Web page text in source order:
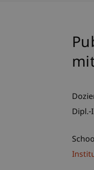
Dipl.-